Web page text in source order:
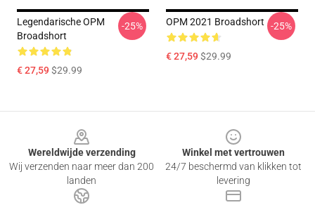
Legendarische OPM
Broadshort
€ 27,59$29.99
-25% OPM 2021 Broadshort
€ 27,59$29.99
-25%
Wereldwijde verzending
Wij verzenden naar meer dan 200
landen
Winkel met vertrouwen
24/7 beschermd van klikken tot
levering